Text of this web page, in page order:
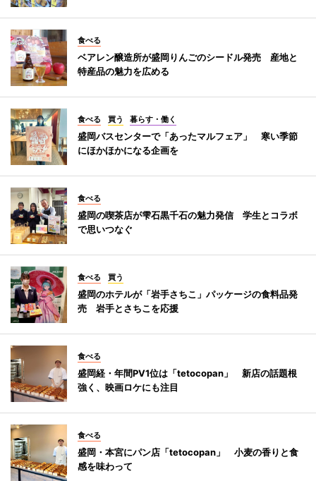
食べる
ベアレン醸造所が盛岡りんごのシードル発売 産地と
特産品の魅力を広める
食べる 買う 暮らす・働く
盛岡バスセンターで「あったマルフェア」 寒い季節
にほかほかになる企画を
食べる
盛岡の喫茶店が雫石黒千石の魅力発信 学生とコラボ
で思いつなぐ
食べる 買う
盛岡のホテルが「岩手さちこ」パッケージの食料品発
売 岩手とさちこを応援
食べる
盛岡経・年間PV1位は「tetocopan」 新店の話題根
強く、映画ロケにも注目
食べる
盛岡・本宮にパン店「tetocopan」 小麦の香りと食
感を味わって